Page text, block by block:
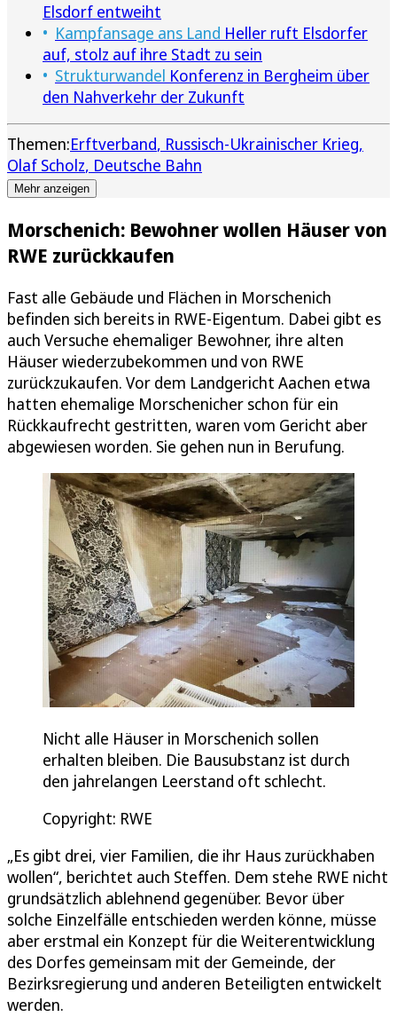
Elsdorf entweiht
Kampfansage ans Land Heller ruft Elsdorfer
auf, stolz auf ihre Stadt zu sein
Strukturwandel Konferenz in Bergheim über
den Nahverkehr der Zukunft
Themen:Erftverband Russisch-Ukrainischer Krieg
Olaf Scholz Deutsche Bahn
Mehr anzeigen
Morschenich: Bewohner wollen Häuser von
RWE zurückkaufen
Fast alle Gebäude und Flächen in Morschenich
befinden sich bereits in RWE-Eigentum. Dabei gibt es
auch Versuche ehemaliger Bewohner, ihre alten
Häuser wiederzubekommen und von RWE
zurückzukaufen. Vor dem Landgericht Aachen etwa
hatten ehemalige Morschenicher schon für ein
Rückkaufrecht gestritten, waren vom Gericht aber
abgewiesen worden. Sie gehen nun in Berufung.
Nicht alle Häuser in Morschenich sollen
erhalten bleiben. Die Bausubstanz ist durch
den jahrelangen Leerstand oft schlecht.
Copyright: RWE
„Es gibt drei, vier Familien, die ihr Haus zurückhaben
wollen“, berichtet auch Steffen. Dem stehe RWE nicht
grundsätzlich ablehnend gegenüber. Bevor über
solche Einzelfälle entschieden werden könne, müsse
aber erstmal ein Konzept für die Weiterentwicklung
des Dorfes gemeinsam mit der Gemeinde, der
Bezirksregierung und anderen Beteiligten entwickelt
werden.